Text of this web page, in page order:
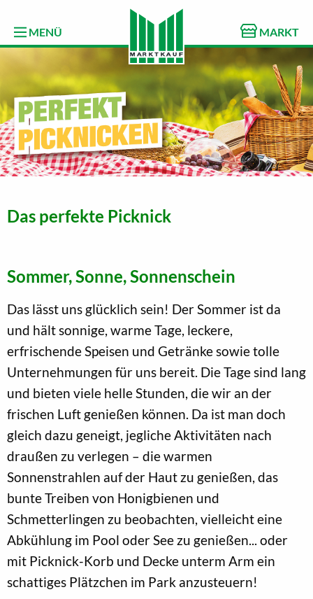
MENÜ MARKT
Das perfekte Picknick
Sommer, Sonne, Sonnenschein
Das lässt uns glücklich sein! Der Sommer ist da
und hält sonnige, warme Tage, leckere,
erfrischende Speisen und Getränke sowie tolle
Unternehmungen für uns bereit. Die Tage sind lang
und bieten viele helle Stunden, die wir an der
frischen Luft genießen können. Da ist man doch
gleich dazu geneigt, jegliche Aktivitäten nach
draußen zu verlegen – die warmen
Sonnenstrahlen auf der Haut zu genießen, das
bunte Treiben von Honigbienen und
Schmetterlingen zu beobachten, vielleicht eine
Abkühlung im Pool oder See zu genießen... oder
mit Picknick-Korb und Decke unterm Arm ein
schattiges Plätzchen im Park anzusteuern!